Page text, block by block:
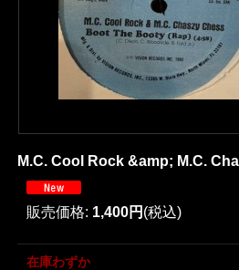
M.C. Cool Rock &amp; M.C.
販売価格: 1,400円 (税込)
在庫わずか